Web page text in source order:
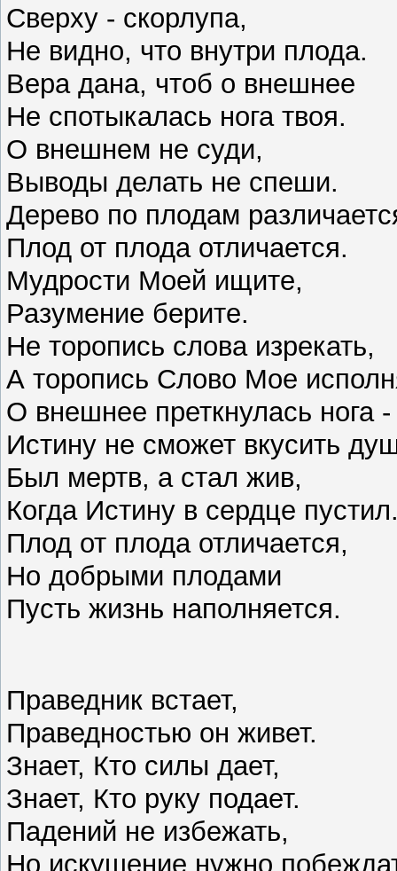
Сверху - скорлупа,
Не видно, что внутри плода.
Вера дана, чтоб о внешнее
Не спотыкалась нога твоя.
О внешнем не суди,
Выводы делать не спеши.
Дерево по плодам
Плод от плода отличается.
Мудрости Моей ищите,
Разумение берите.
Не торопись слова изрекать,
А торопись Слово Мое
О внешнее преткнулась нога
Истину не сможет вкусить
Был мертв, а стал жив,
Когда Истину в сердце
Плод от плода отличается,
Но добрыми плодами
Пусть жизнь наполняется.
Праведник встает,
Праведностью он живет.
Знает, Кто силы дает,
Знает, Кто руку подает.
Падений не избежать,
Но искушение нужно